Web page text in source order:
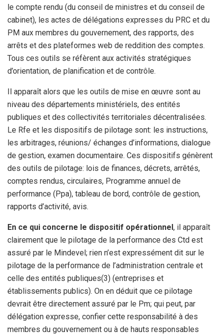
le compte rendu (du conseil de ministres et du conseil de
cabinet), les actes de délégations expresses du PRC et du
PM aux membres du gouvernement, des rapports, des
arrêts et des plateformes web de reddition des comptes.
Tous ces outils se réfèrent aux activités stratégiques
d’orientation, de planification et de contrôle.
Il apparaît alors que les outils de mise en œuvre sont au
niveau des départements ministériels, des entités
publiques et des collectivités territoriales décentralisées.
Le Rfe et les dispositifs de pilotage sont: les instructions,
les arbitrages, réunions/ échanges d’informations, dialogue
de gestion, examen documentaire. Ces dispositifs génèrent
des outils de pilotage: lois de finances, décrets, arrêtés,
comptes rendus, circulaires, Programme annuel de
performance (Ppa), tableau de bord, contrôle de gestion,
rapports d’activité, avis.
En ce qui concerne le dispositif opérationnel , il apparaît
clairement que le pilotage de la performance des Ctd est
assuré par le Mindevel; rien n’est expressément dit sur le
pilotage de la performance de l’administration centrale et
celle des entités publiques(3) (entreprises et
établissements publics). On en déduit que ce pilotage
devrait être directement assuré par le Pm; qui peut, par
délégation expresse, confier cette responsabilité à des
membres du gouvernement ou à de hauts responsables